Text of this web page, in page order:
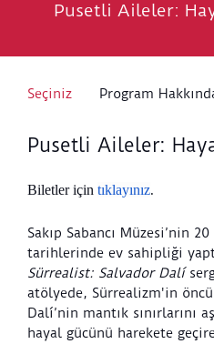
Pusetli Aileler:
Seçiniz Program
Pusetli Aileler:
Biletler için tıklayınız.
Sakıp Sabancı Müzesi’nin
tarihlerinde ev sahipliği
Sürrealist: Salvador Dalí
atölyede, Sürrealizm'in öncü
Dalí’nin mantık sınırlarını
hayal gücünü harekete